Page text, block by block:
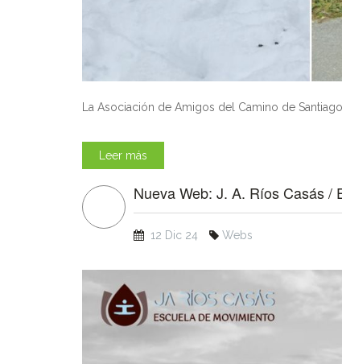
La Asociación de Amigos del Camino de
Leer más
Nueva Web: J. A. Ríos Casás /
12 Dic 24 Webs